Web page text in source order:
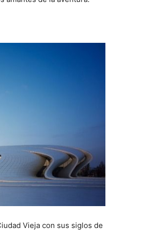
Vieja con sus siglos de